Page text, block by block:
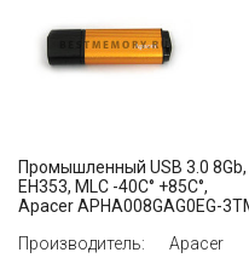
ИНТЕРФЕЙС
ВСЕ
Промышленный USB 3.0 8Gb,
EH353, MLC -40C° +85C°,
Apacer APHA008GAG0EG-
Производитель:
Apacer